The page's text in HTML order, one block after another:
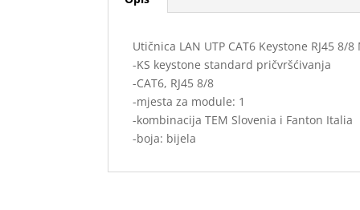
Utičnica LAN UTP CAT6 Keystone RJ45
-KS keystone standard pričvršćivanja
-CAT6, RJ45 8/8
-mjesta za module: 1
-kombinacija TEM Slovenia i Fanton Italia
-boja: bijela